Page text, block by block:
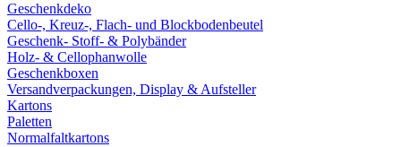
Geschenkdeko
Cello-, Kreuz-, Flach- und Blockbodenbeutel
Geschenk- Stoff- & Polybänder
Holz- & Cellophanwolle
Geschenkboxen
Versandverpackungen, Display & Aufsteller
Kartons
Paletten
Normalfaltkartons